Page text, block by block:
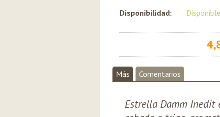
Disponibilidad: Disponible
Más Comentarios
Estrella Damm Inedit